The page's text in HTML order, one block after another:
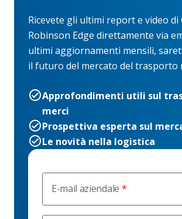
E-mail aziendale
Ricevete gli ultimi report e video di
Robinson Edge direttamente via
ultimi aggiornamenti mensili,
il futuro del mercato del trasporto
Approfondimenti utili sul
merci
Prospettiva esperta sul
Le novità nella logistica